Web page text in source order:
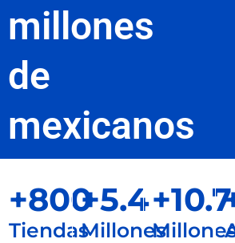
millones
de
mexicanos
+800
Tiendas
+5.4
Millones
+10.7